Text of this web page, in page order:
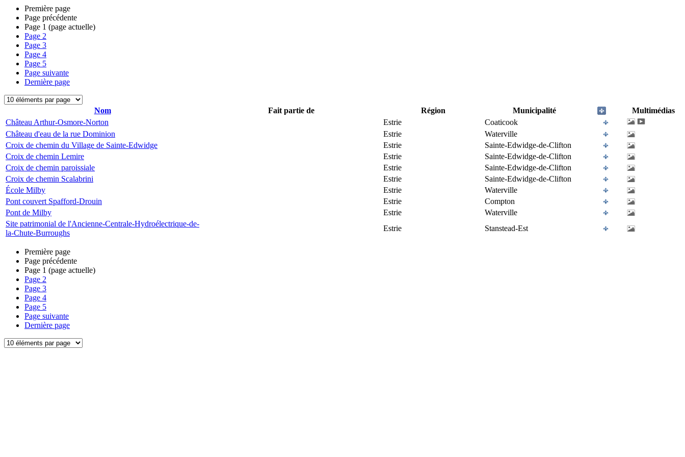
Première page
Page précédente
Page 1 (page actuelle)
Page 2
Page 3
Page 4
Page 5
Page suivante
Dernière page
Nom Fait partie de Région Municipalité
Multimédias
Château Arthur-Osmore-Norton
Estrie
Coaticook
Château d'eau de la rue Dominion
Estrie
Waterville
Croix de chemin du Village de Sainte-Edwidge
Estrie
Sainte-Edwidge-de-Clifton
Croix de chemin Lemire
Estrie
Sainte-Edwidge-de-Clifton
Croix de chemin paroissiale
Estrie
Sainte-Edwidge-de-Clifton
Croix de chemin Scalabrini
Estrie
Sainte-Edwidge-de-Clifton
École Milby
Estrie
Waterville
Pont couvert Spafford-Drouin
Estrie
Compton
Pont de Milby
Estrie
Waterville
Site patrimonial de l'Ancienne-Centrale-Hydroélectrique-de-
la-Chute-Burroughs
Estrie Stanstead-Est
Première page
Page précédente
Page 1 (page actuelle)
Page 2
Page 3
Page 4
Page 5
Page suivante
Dernière page